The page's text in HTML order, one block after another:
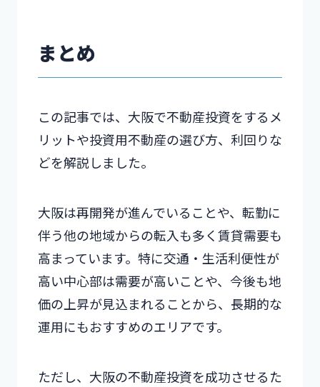
まとめ
この記事では、大阪で不動産投資をするメ
リットや投資用不動産の選び方、利回りな
どを解説しました。
大阪は再開発が進んでいることや、転勤に
伴う他の地域からの転入も多く賃貸需要も
高まっています。特に交通・生活利便性が
高い中心部は需要が高いことや、今後も地
価の上昇が見込まれることから、長期的な
運用にもおすすめのエリアです。
ただし、大阪の不動産投資を成功させるた